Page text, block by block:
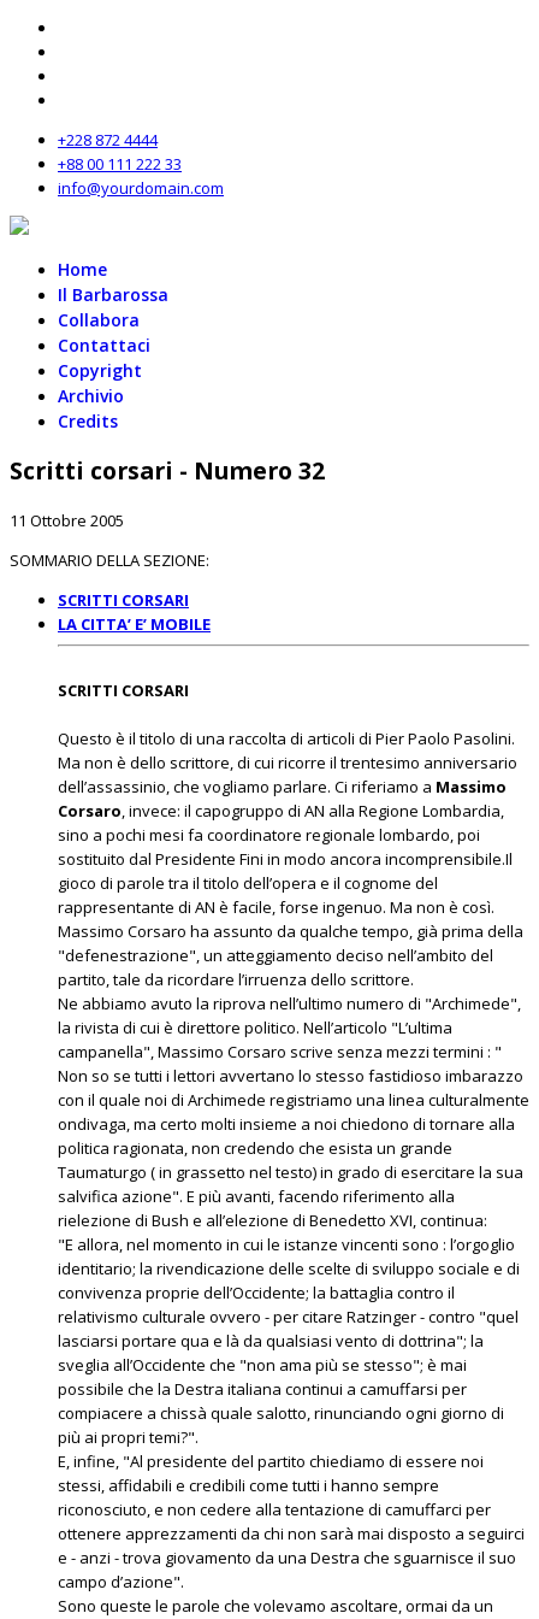
+228 872 4444
+88 00 111 222 33
info@yourdomain.com
Home
Il Barbarossa
Collabora
Contattaci
Copyright
Archivio
Credits
Scritti corsari - Numero 32
11 Ottobre 2005
SOMMARIO DELLA SEZIONE:
SCRITTI CORSARI
LA CITTA’ E’ MOBILE
SCRITTI CORSARI
Questo è il titolo di una raccolta di articoli di Pier Paolo Pasolini.
Ma non è dello scrittore, di cui ricorre il trentesimo anniversario
dell’assassinio, che vogliamo parlare. Ci riferiamo a Massimo
Corsaro, invece: il capogruppo di AN alla Regione Lombardia,
sino a pochi mesi fa coordinatore regionale lombardo, poi
sostituito dal Presidente Fini in modo ancora incomprensibile.Il
gioco di parole tra il titolo dell’opera e il cognome del
rappresentante di AN è facile, forse ingenuo. Ma non è così.
Massimo Corsaro ha assunto da qualche tempo, già prima della
"defenestrazione", un atteggiamento deciso nell’ambito del
partito, tale da ricordare l’irruenza dello scrittore.
Ne abbiamo avuto la riprova nell’ultimo numero di "Archimede",
la rivista di cui è direttore politico. Nell’articolo "L’ultima
campanella", Massimo Corsaro scrive senza mezzi termini : "
Non so se tutti i lettori avvertano lo stesso fastidioso imbarazzo
con il quale noi di Archimede registriamo una linea culturalmente
ondivaga, ma certo molti insieme a noi chiedono di tornare alla
politica ragionata, non credendo che esista un grande
Taumaturgo ( in grassetto nel testo) in grado di esercitare la sua
salvifica azione". E più avanti, facendo riferimento alla
rielezione di Bush e all’elezione di Benedetto XVI, continua:
"E allora, nel momento in cui le istanze vincenti sono : l’orgoglio
identitario; la rivendicazione delle scelte di sviluppo sociale e di
convivenza proprie dell’Occidente; la battaglia contro il
relativismo culturale ovvero - per citare Ratzinger - contro "quel
lasciarsi portare qua e là da qualsiasi vento di dottrina"; la
sveglia all’Occidente che "non ama più se stesso"; è mai
possibile che la Destra italiana continui a camuffarsi per
compiacere a chissà quale salotto, rinunciando ogni giorno di
più ai propri temi?".
E, infine, "Al presidente del partito chiediamo di essere noi
stessi, affidabili e credibili come tutti i hanno sempre
riconosciuto, e non cedere alla tentazione di camuffarci per
ottenere apprezzamenti da chi non sarà mai disposto a seguirci
e - anzi - trova giovamento da una Destra che sguarnisce il suo
campo d’azione".
Sono queste le parole che volevamo ascoltare, ormai da un